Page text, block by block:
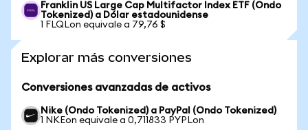
Franklin US Large Cap Multifactor Index ETF (Ondo
Tokenized) a Dólar estadounidense
1 FLQLon equivale a 79,76 $
Explorar más conversiones
Conversiones avanzadas de activos
Nike (Ondo Tokenized) a PayPal (Ondo Tokenized)
1 NKEon equivale a 0,711833 PYPLon